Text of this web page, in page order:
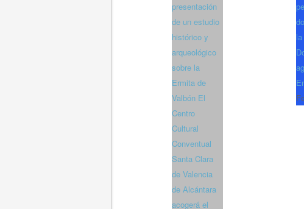
presentación
de un estudio
histórico y
arqueológico
sobre la
Ermita de
Valbón El
Centro
Cultural
Conventual
Santa Clara
de Valencia
de Alcántara
acogerá el